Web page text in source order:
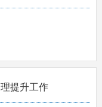
提升工作